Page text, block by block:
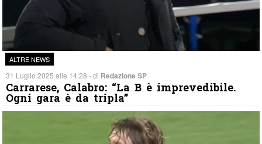
ALTRE NEWS
31 Luglio 2025 alle 14:28 - di Redazione SP
Carrarese, Calabro: “La B è imprevedibile.
Ogni gara è da tripla”